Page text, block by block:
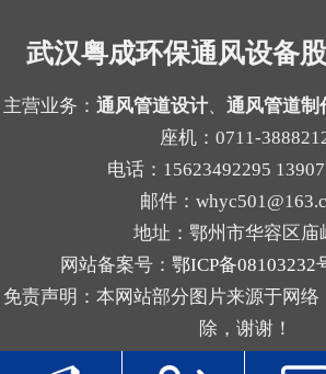
管路过长，或者维护口不好留，现
过滤方式不同，例如干性粉尘、粘
部分区域的风速远超设计标准，高
持续冲刷滤袋表面，原本能支撑数
在长期的高强度摩擦下，磨损速度
容易出现局部破损的情况。很多现
进气口一侧的滤袋磨损速度是其他
就是这个原因导致的。二、局部高
板结与糊袋气流分布不均还会让局
期处于高负荷工作状态，大量粉尘
堆积在这部分滤袋表面，清灰系统
将这些积灰清理干净，时间久了就
武汉粤成环保通风设备
主营业务： 通风管道设计、 通风管道制
座机：0711-
电话：15623492295
邮件：
地址：鄂州市华容区庙
网站备案号： 鄂ICP备08103232
免责声明：本网站部分图片来源于网络
除，谢谢！